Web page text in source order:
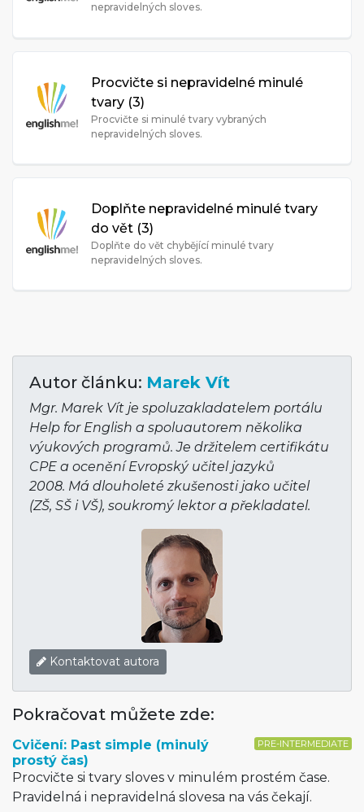
nepravidelných sloves.
Procvičte si nepravidelné minulé
tvary (3)
Procvičte si minulé tvary vybraných
nepravidelných sloves.
Doplňte nepravidelné minulé tvary
do vět (3)
Doplňte do vět chybějící minulé tvary
nepravidelných sloves.
Autor článku: Marek Vít
Mgr. Marek Vít je spoluzakladatelem portálu
Help for English a spoluautorem několika
výukových programů. Je držitelem certifikátu
CPE a ocenění Evropský učitel jazyků
2008. Má dlouholeté zkušenosti jako učitel
(ZŠ, SŠ i VŠ), soukromý lektor a překladatel.
Kontaktovat autora
Pokračovat můžete zde:
PRE-INTERMEDIATE
Cvičení: Past simple (minulý
prostý čas)
Procvičte si tvary sloves v minulém prostém čase.
Pravidelná i nepravidelná slovesa na vás čekají.